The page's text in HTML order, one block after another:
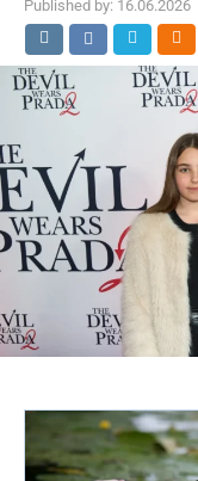
Published by: 16.06.2026